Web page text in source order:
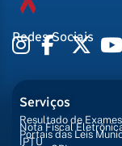
Redes Sociais
Serviços
Resultado de Exames
Nota Fiscal
Portais das Leis
IPTU